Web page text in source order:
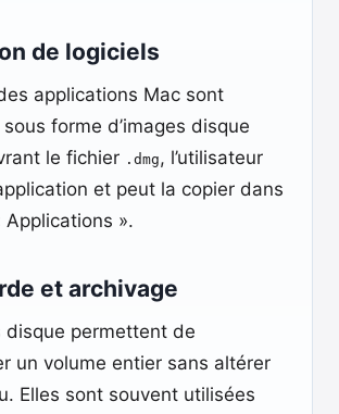
de logiciels
applications Mac sont
forme d’images disque
le fichier .dmg, l’utilisateur
et peut la copier dans
Applications ».
et archivage
disque permettent de
un volume entier sans altérer
Elles sont souvent utilisées